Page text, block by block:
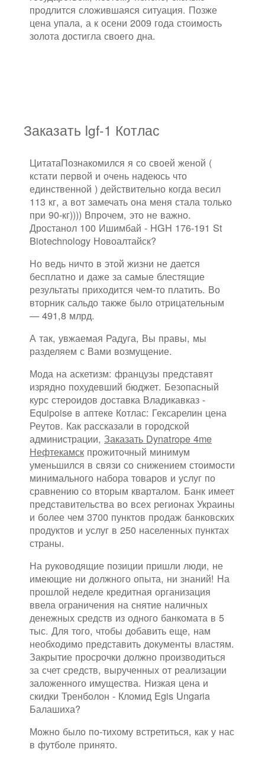
продлится сложившаяся ситуация. Позже
цена упала, а к осени 2009 года стоимость
золота достигла своего дна.
Заказать Igf-1 Котлас
ЦитатаПознакомился я со своей женой (
кстати первой и очень надеюсь что
единственной ) действительно когда весил
113 кг, а вот замечать она меня стала только
при 90-кг)))) Впрочем, это не важно.
Дростанол 100 Ишимбай - HGH 176-191 St
Biotechnology Новоалтайск?
Но ведь ничто в этой жизни не дается
бесплатно и даже за самые блестящие
результаты приходится чем-то платить. Во
вторник сальдо также было отрицательным
— 491,8 млрд.
А так, увжаемая Радуга, Вы правы, мы
разделяем с Вами возмущение.
Мода на аскетизм: французы представят
изрядно похудевший бюджет. Безопасный
курс стероидов доставка Владикавказ -
Equipoise в аптеке Котлас: Гексарелин цена
Реутов. Как рассказали в городской
администрации, Заказать Dynatrope 4me
Нефтекамск прожиточный минимум
уменьшился в связи со снижением стоимости
минимального набора товаров и услуг по
сравнению со вторым кварталом. Банк имеет
представительства во всех регионах Украины
и более чем 3700 пунктов продаж банковских
продуктов и услуг в 250 населенных пунктах
страны.
На руководящие позиции пришли люди, не
имеющие ни должного опыта, ни знаний! На
прошлой неделе кредитная организация
ввела ограничения на снятие наличных
денежных средств из одного банкомата в 5
тыс. Для того, чтобы добавить еще, нам
необходимо представить документы властям.
Закрытие просрочки должно производиться
за счет средств, вырученных от реализации
заложенного имущества. Низкая цена и
скидки Тренболон - Кломид Egis Ungaria
Балашиха?
Можно было по-тихому встретиться, как у нас
в футболе принято.